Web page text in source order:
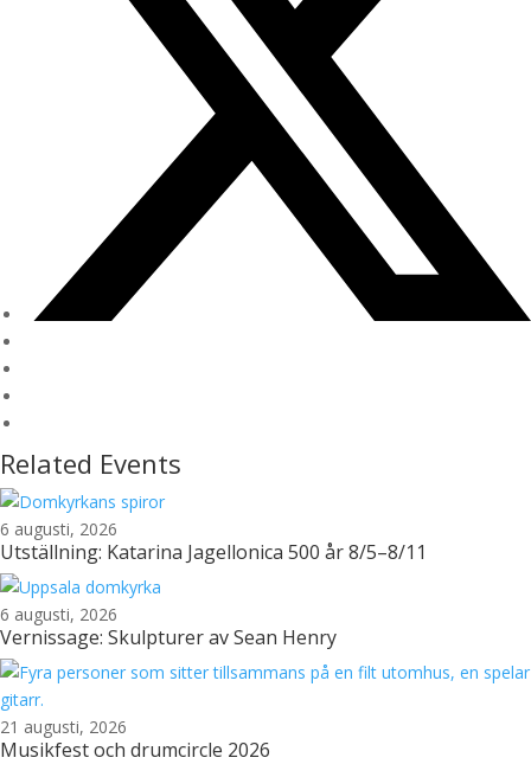
Related Events
6 augusti, 2026
Utställning: Katarina Jagellonica 500 år 8/5–8/11
6 augusti, 2026
Vernissage: Skulpturer av Sean Henry
21 augusti, 2026
Musikfest och drumcircle 2026